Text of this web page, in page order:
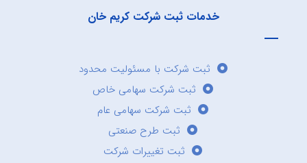
خدمات ثبت شرکت کریم خان
ثبت شرکت با مسئولیت محدود
ثبت شرکت سهامی خاص
ثبت شرکت سهامی عام
ثبت طرح صنعتی
ثبت تغییرات شرکت